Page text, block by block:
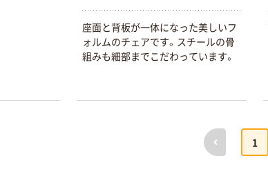
座面と背板が一体になった美しいフ
ォルムのチェアです。スチールの骨
組みも細部までこだわっています。
前へ
1